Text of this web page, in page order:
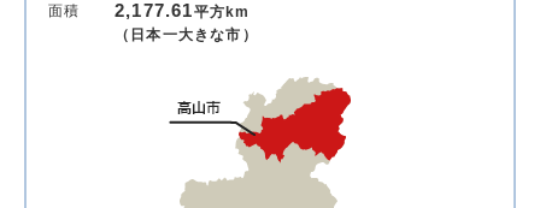
面積
2,177.61平方km
（日本一大きな市）